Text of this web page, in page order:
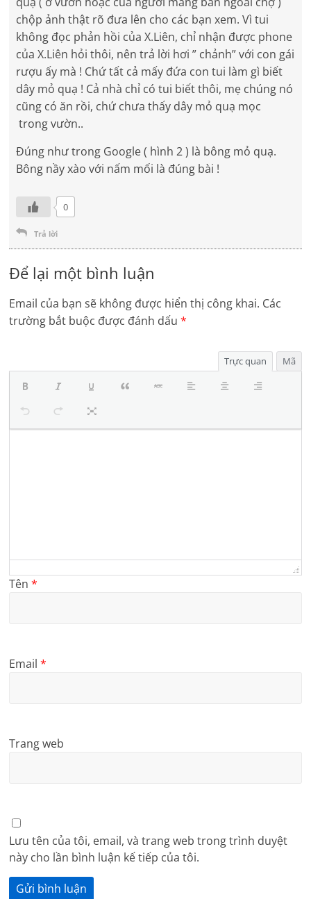
chộp ảnh thật rõ đưa lên cho các bạn xem. Vì tui
không đọc phản hồi của X.Liên, chỉ nhận được phone
của X.Liên hỏi thôi, nên trả lời hơi ” chảnh” với con gái
rượu ấy mà ! Chứ tất cả mấy đứa con tui làm gì biết
dây mỏ quạ ! Cả nhà chỉ có tui biết thôi, mẹ chúng nó
cũng có ăn rồi, chứ chưa thấy dây mỏ quạ mọc
trong vườn..
Đúng như trong Google ( hình 2 ) là bông mỏ quạ.
Bông nầy xào với nấm mối là đúng bài !
0
Trả lời
Để lại một bình luận
Email của bạn sẽ không được hiển thị công khai. Các
trường bắt buộc được đánh dấu*
Trực quan Mã
Tên*
Email*
Trang web
Lưu tên của tôi, email, và trang web trong trình duyệt
này cho lần bình luận kế tiếp của tôi.